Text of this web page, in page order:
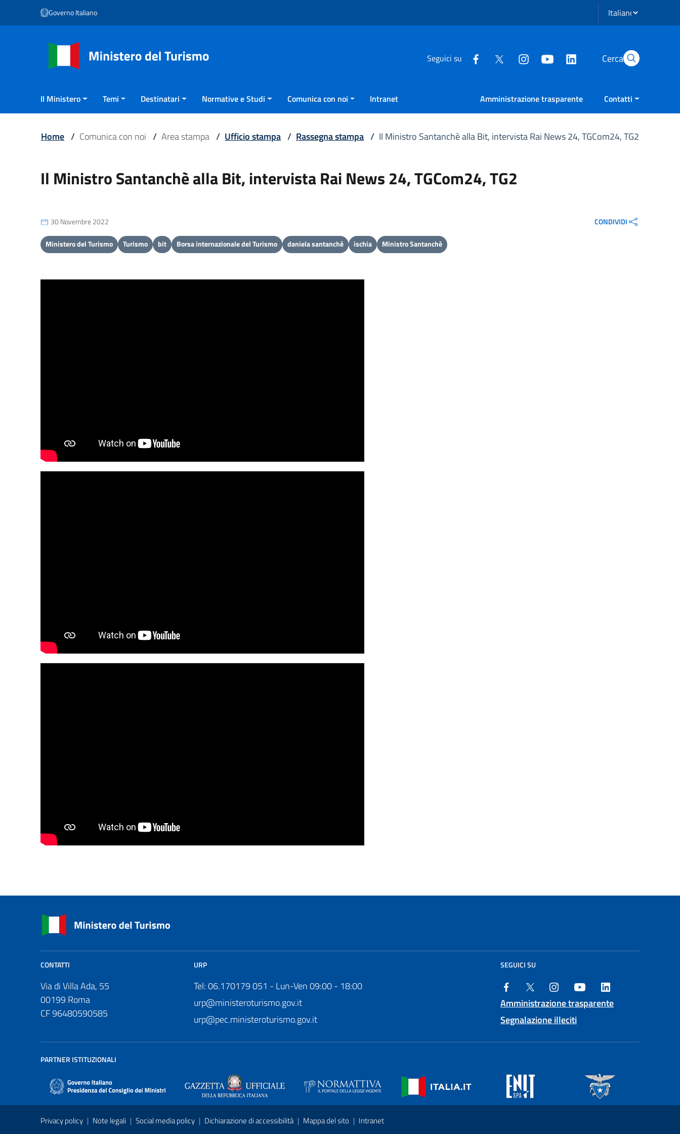
Vai ai contenuti
Vai al menu di navigazione
Governo Italiano Seleziona lingua
Seguici su Cerca
Il Ministero Temi Destinatari Normative e Studi Comunica con noi Intranet Amministrazione trasparente Contatti
Home / Comunica con noi / Area stampa / Ufficio stampa / Rassegna stampa / Il Ministro Santanchè alla Bit, intervista Rai News 24, TGCom24, TG2
Il Ministro Santanchè alla Bit, intervista Rai News 24, TGCom24, TG2
30 Novembre 2022 CONDIVIDI
Ministero del Turismo Turismo bit Borsa internazionale del Turismo daniela santanchè ischia Ministro Santanchè
CONTATTI
Via di Villa Ada, 55
00199 Roma
CF 96480590585
URP
Tel: 06.170179 051 - Lun-Ven 09:00 - 18:00
urp@ministeroturismo.gov.it
urp@pec.ministeroturismo.gov.it
SEGUICI SU
Amministrazione trasparente
Segnalazione illeciti
PARTNER ISTITUZIONALI
Privacy policy | Note legali | Social media policy | Dichiarazione di accessibilità | Mappa del sito | Intranet